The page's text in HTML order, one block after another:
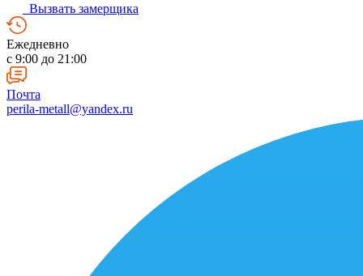
Вызвать замерщика
Ежедневно
c 9:00 до 21:00
Почта
perila-metall@yandex.ru